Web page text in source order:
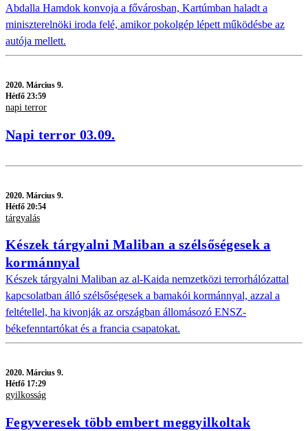
Abdalla Hamdok konvoja a fővárosban, Kartúmban haladt a
miniszterelnöki iroda felé, amikor pokolgép lépett működésbe az
autója mellett.
2020. Március 9.
Hétfő 23:59
napi terror
Napi terror 03.09.
2020. Március 9.
Hétfő 20:54
tárgyalás
Készek tárgyalni Maliban a szélsőségesek a
kormánnyal
Készek tárgyalni Maliban az al-Kaida nemzetközi terrorhálózattal
kapcsolatban álló szélsőségesek a bamakói kormánnyal, azzal a
feltétellel, ha kivonják az országban állomásozó ENSZ-
békefenntartókat és a francia csapatokat.
2020. Március 9.
Hétfő 17:29
gyilkosság
Fegyveresek több embert meggyilkoltak